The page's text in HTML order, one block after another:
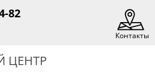
82
Контакты
ЦЕНТР